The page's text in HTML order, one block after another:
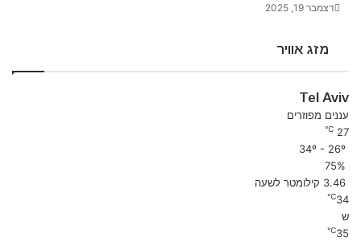
דצמבר 19, 2025
מזג אוויר
Tel Aviv
עננים מפוזרים
27
℃
75%
3.46 קילומטר לשעה
34
℃
ש
35
℃